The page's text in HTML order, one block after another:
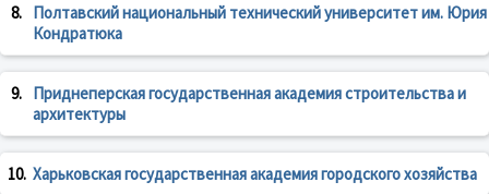
8.
Полтавский национальный технический университет им. Юрия
Кондратюка
9.
Приднеперская государственная академия строительства и
архитектуры
10. Харьковская государственная академия городского хозяйства